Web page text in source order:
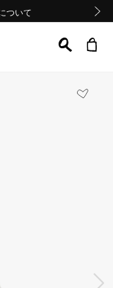
ついて
ついて
ついて